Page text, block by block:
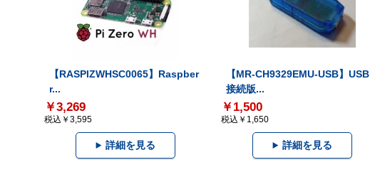
【RASPIZWHSC0065】Raspber
r...
￥3,269
税込￥3,595
詳細を見る
【MR-CH9329EMU-USB】USB
接続版...
￥1,500
税込￥1,650
詳細を見る